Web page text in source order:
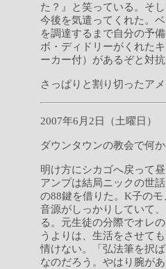
た？』と笑っている。そ
今後を気遣ってくれた。
を調達するまで自分の予
ボ・ディドリーがくれた
ーカー付）があるぞと対
さっぱりと割り切ったア
2007年6月2日（土曜日）
ダウンタウンの教会で何
明け方にシカゴへ戻って
アンプは結局ニックの世
の88鍵を借りた。K子の
音源がしっかりしていて
る。元生徒の分際でオレ
うよりは、生活をさせて
情けない。「弘法筆を択
なのだろう。やはり腕が